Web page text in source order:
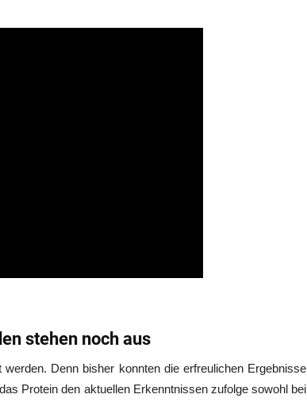
stehen noch aus
Denn bisher konnten die erfreulichen Ergebnisse
Protein den aktuellen Erkenntnissen zufolge sowohl bei